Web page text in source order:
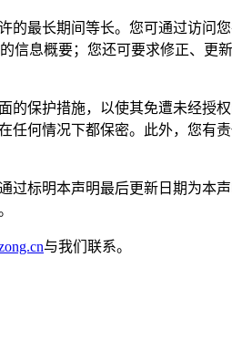
最长期间等长。您可通过访问
信息概要；您还可要求修正、更
保护措施，以使其免遭未经授
何情况下都保密。此外，您有
标明本声明最后更新日期为本
与我们联系。